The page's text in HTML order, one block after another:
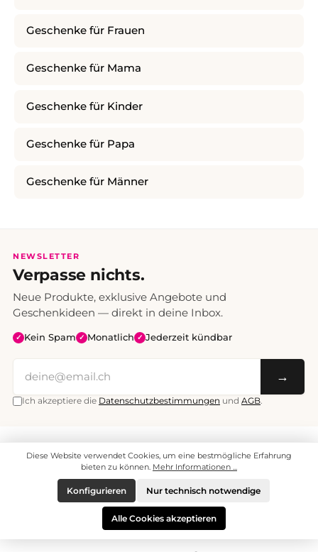
Geschenke für Frauen
Geschenke für Mama
Geschenke für Kinder
Geschenke für Papa
Geschenke für Männer
NEWSLETTER
Verpasse nichts.
Neue Produkte, exklusive Angebote und
Geschenkideen — direkt in deine Inbox.
✓ Kein Spam ✓ Monatlich ✓ Jederzeit kündbar
→
Ich akzeptiere die Datenschutzbestimmungen und AGB.
versandkostenfrei.
© 2008 - 2026 enjoymedia.ch - Alle Rechte vorbehalten.
Diese Website verwendet Cookies, um eine bestmögliche Erfahrung
bieten zu können. Mehr Informationen ...
Nur technisch notwendige
Konfigurieren
Alle Cookies akzeptieren